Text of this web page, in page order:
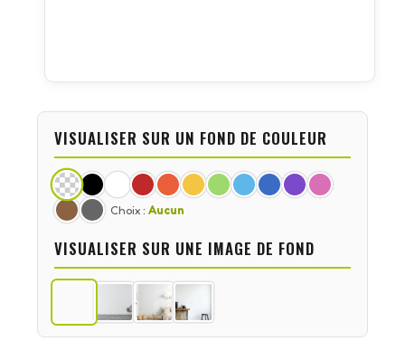
VISUALISER SUR UN FOND DE COULEUR
Choix : Aucun
VISUALISER SUR UNE IMAGE DE FOND